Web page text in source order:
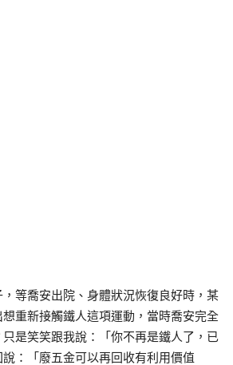
等喬安出院、身體狀況恢復良好時，某
重新接觸鐵人這項運動，當時喬安完全
是笑笑跟我說：「你不再是鐵人了，已
：「廢五金可以再回收有利用價值